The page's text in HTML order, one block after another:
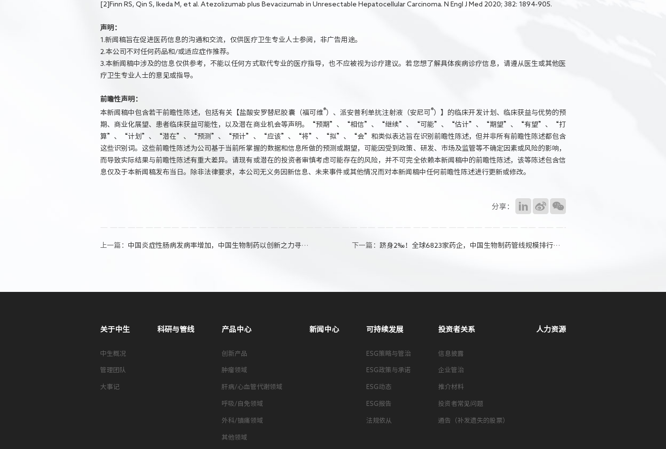
[2]Finn RS, Qin S, Ikeda M, et al. Atezolizumab plus Bevacizumab in Unresectable Hepatocellular Carcinoma. N Engl J Med 2020; 382: 1894-905.
声明：
1.新闻稿旨在促进医药信息的沟通和交流，仅供医疗卫生专业人士参阅，非广告用途。
2.本公司不对任何药品和/或适应症作推荐。
3.本新闻稿中涉及的信息仅供参考，不能以任何方式取代专业的医疗指导，也不应被视为诊疗建议。若您想了解具体疾病诊疗信息，请遵从医生或其他医
疗卫生专业人士的意见或指导。
前瞻性声明：
本新闻稿中包含若干前瞻性陈述，包括有关【盐酸安罗替尼胶囊（福可维®）、派安普利单抗注射液（安尼可®）】的临床开发计划、临床获益与优势的预
期、商业化展望、患者临床获益可能性，以及潜在商业机会等声明。“预期”、“相信”、“继续”、“可能”、“估计”、“期望”、“有望”、“打
算”、“计划”、“潜在”、“预测”、“预计”、“应该”、“将”、“拟”、“会”和类似表达旨在识别前瞻性陈述，但并非所有前瞻性陈述都包含
这些识别词。这些前瞻性陈述为公司基于当前所掌握的数据和信息所做的预测或期望，可能因受到政策、研发、市场及监管等不确定因素或风险的影响，
而导致实际结果与前瞻性陈述有重大差异。请现有或潜在的投资者审慎考虑可能存在的风险，并不可完全依赖本新闻稿中的前瞻性陈述，该等陈述包含信
息仅及于本新闻稿发布当日。除非法律要求，本公司无义务因新信息、未来事件或其他情况而对本新闻稿中任何前瞻性陈述进行更新或修改。
分享：
上一篇： 中国炎症性肠病发病率增加，中国生物制药以创新之力寻求破局 下一篇： 跻身2‰！全球6823家药企，中国生物制药管线规模排行第15位
关于中生
中生概况
管理团队
大事记
科研与管线 产品中心
创新产品
肿瘤领域
肝病/心血管代谢领域
呼吸/自免领域
外科/镇痛领域
其他领域
新闻中心 可持续发展
ESG策略与管治
ESG政策与承诺
ESG动态
ESG报告
法规依从
投资者关系
信息披露
企业管治
推介材料
投资者常见问题
通告（补发遗失的股票）
人力资源